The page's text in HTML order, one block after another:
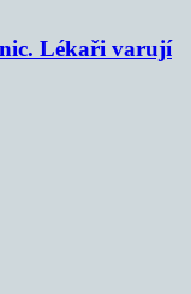
Lékaři varují